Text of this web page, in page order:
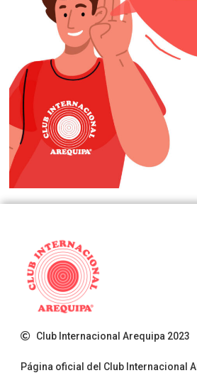
Club Internacional Arequipa 2023
Página oficial del Club Internacional